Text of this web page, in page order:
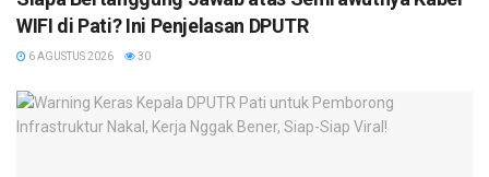
WIFI di Pati? Ini Penjelasan DPUTR
6 AGUSTUS 2026 30